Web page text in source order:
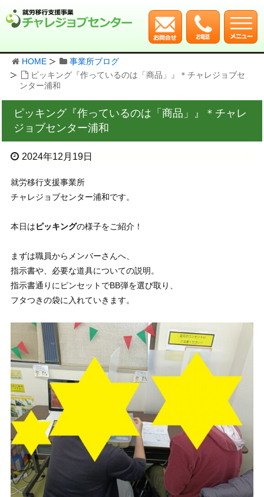
HOME
事業所ブログ
ピッキング『作っているのは「商品」』＊チャレジョブセ
ンター浦和
ピッキング『作っているのは「商品」』＊チャレ
ジョブセンター浦和
2024年12月19日
就労移行支援事業所
チャレジョブセンター浦和です。
本日はピッキングの様子をご紹介！
まずは職員からメンバーさんへ、
指示書や、必要な道具についての説明。
指示書通りにピンセットでBB弾を選び取り、
フタつきの袋に入れていきます。